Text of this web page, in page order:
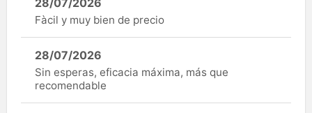
28/07/2026
Fàcil y muy bien de precio
28/07/2026
Sin esperas, eficacia máxima, más que
recomendable